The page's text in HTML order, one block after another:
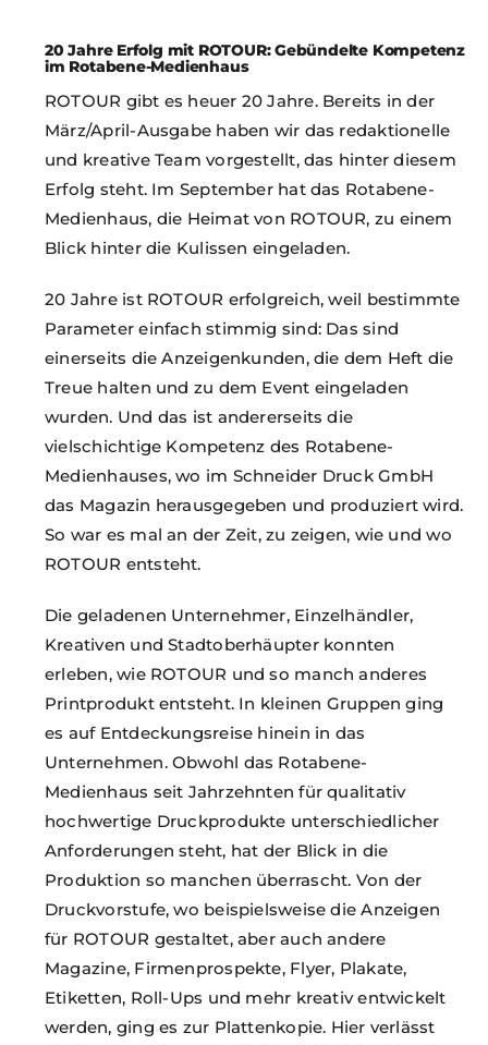
20 Jahre Erfolg mit ROTOUR: Gebündelte Kompetenz
im Rotabene-Medienhaus
ROTOUR gibt es heuer 20 Jahre. Bereits in der
März/April-Ausgabe haben wir das redaktionelle
und kreative Team vorgestellt, das hinter diesem
Erfolg steht. Im September hat das Rotabene-
Medienhaus, die Heimat von ROTOUR, zu einem
Blick hinter die Kulissen eingeladen.
20 Jahre ist ROTOUR erfolgreich, weil bestimmte
Parameter einfach stimmig sind: Das sind
einerseits die Anzeigenkunden, die dem Heft die
Treue halten und zu dem Event eingeladen
wurden. Und das ist andererseits die
vielschichtige Kompetenz des Rotabene-
Medienhauses, wo im Schneider Druck GmbH
das Magazin herausgegeben und produziert wird.
So war es mal an der Zeit, zu zeigen, wie und wo
ROTOUR entsteht.
Die geladenen Unternehmer, Einzelhändler,
Kreativen und Stadt­oberhäupter konnten
erleben, wie ROTOUR und so manch anderes
Printprodukt entsteht. In kleinen Gruppen ging
es auf Entdeckungsreise hinein in das
Unternehmen. Obwohl das Rotabene-
Medienhaus seit Jahrzehnten für qualitativ
hochwertige Druckprodukte unterschiedlicher
Anforderungen steht, hat der Blick in die
Produktion so manchen überrascht. Von der
Druckvorstufe, wo beispielsweise die Anzeigen
für ROTOUR gestaltet, aber auch andere
Magazine, Firmenprospekte, Flyer, Plakate,
Etiketten, Roll-Ups und mehr kreativ entwickelt
werden, ging es zur Plattenkopie. Hier verlässt